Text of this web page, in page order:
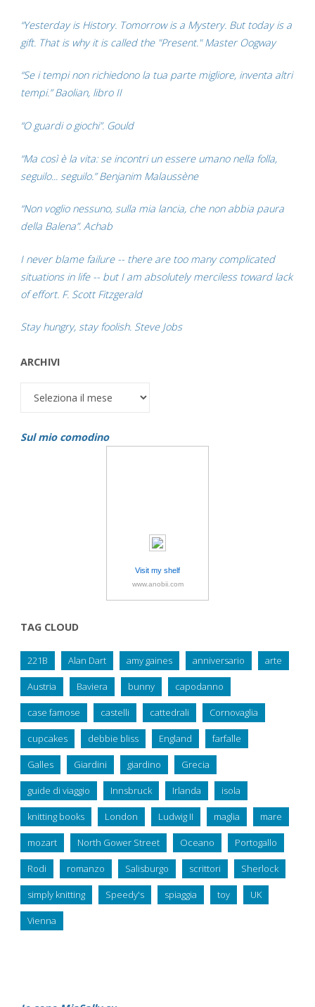
“Yesterday is History. Tomorrow is a Mystery. But today is a
gift. That is why it is called the "Present." Master Oogway
“Se i tempi non richiedono la tua parte migliore, inventa altri
tempi.” Baolian, libro II
“O guardi o giochi”. Gould
“Ma così è la vita: se incontri un essere umano nella folla,
seguilo... seguilo.” Benjanim Malaussène
“Non voglio nessuno, sulla mia lancia, che non abbia paura
della Balena”. Achab
I never blame failure -- there are too many complicated
situations in life -- but I am absolutely merciless toward lack
of effort. F. Scott Fitzgerald
Stay hungry, stay foolish. Steve Jobs
ARCHIVI
Archivi
Sul mio comodino
Visit my shelf
www.anobii.com
TAG CLOUD
221B Alan Dart amy gaines anniversario arte
Austria Baviera bunny capodanno
case famose castelli cattedrali Cornovaglia
cupcakes debbie bliss England farfalle
Galles Giardini giardino Grecia
guide di viaggio Innsbruck Irlanda isola
knitting books London Ludwig II maglia mare
mozart North Gower Street Oceano Portogallo
Rodi romanzo Salisburgo scrittori Sherlock
simply knitting Speedy's spiaggia toy UK
Vienna